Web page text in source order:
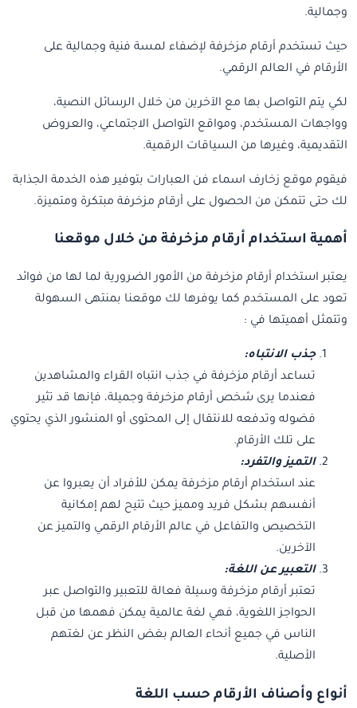
وجمالية.
حيث تستخدم أرقام مزخرفة لإضفاء لمسة فنية وجمالية على
الأرقام في العالم الرقمي.
لكي يتم التواصل بها مع الآخرين من خلال الرسائل النصية،
وواجهات المستخدم، ومواقع التواصل الاجتماعي، والعروض
التقديمية، وغيرها من السياقات الرقمية.
فيقوم موقع زخارف اسماء فن العبارات بتوفير هذه الخدمة الجذابة
لك حتى تتمكن من الحصول على أرقام مزخرفة مبتكرة ومتميزة.
أهمية استخدام أرقام مزخرفة من خلال موقعنا
يعتبر استخدام أرقام مزخرفة من الأمور الضرورية لما لها من فوائد
تعود على المستخدم كما يوفرها لك موقعنا بمنتهى السهولة
وتتمثل أهميتها في :
جذب الانتباه:
تساعد أرقام مزخرفة في جذب انتباه القراء والمشاهدين
فعندما يرى شخص أرقام مزخرفة وجميلة، فإنها قد تثير
فضوله وتدفعه للانتقال إلى المحتوى أو المنشور الذي يحتوي
على تلك الأرقام.
التميز والتفرد:
عند استخدام أرقام مزخرفة يمكن للأفراد أن يعبروا عن
أنفسهم بشكل فريد ومميز حيث تتيح لهم إمكانية
التخصيص والتفاعل في عالم الأرقام الرقمي والتميز عن
الآخرين.
التعبير عن اللغة:
تعتبر أرقام مزخرفة وسيلة فعالة للتعبير والتواصل عبر
الحواجز اللغوية، فهي لغة عالمية يمكن فهمها من قبل
الناس في جميع أنحاء العالم بغض النظر عن لغتهم
الأصلية.
أنواع وأصناف الأرقام حسب اللغة